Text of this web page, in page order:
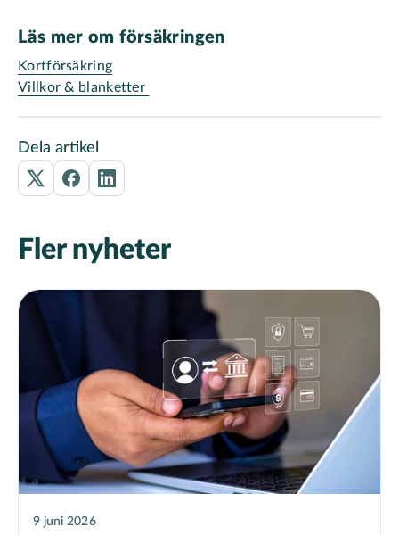
Läs mer om försäkringen
Kortförsäkring
Villkor & blanketter
Dela artikel
Fler nyheter
9 juni 2026